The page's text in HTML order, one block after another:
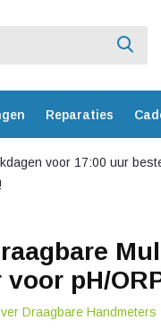
Reparaties
voor 17:00 uur
pH/
Draagbare Handmeters